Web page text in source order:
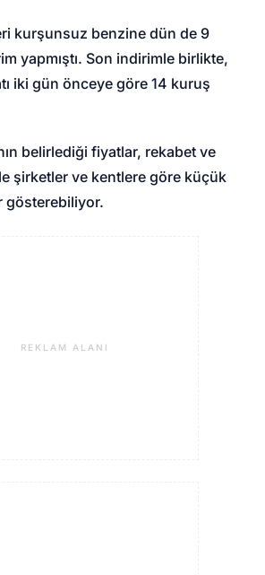
kurşunsuz benzine dün de 9
yapmıştı. Son indirimle birlikte,
iki gün önceye göre 14 kuruş
belirlediği fiyatlar, rekabet ve
şirketler ve kentlere göre küçük
gösterebiliyor.
REKLAM ALANI